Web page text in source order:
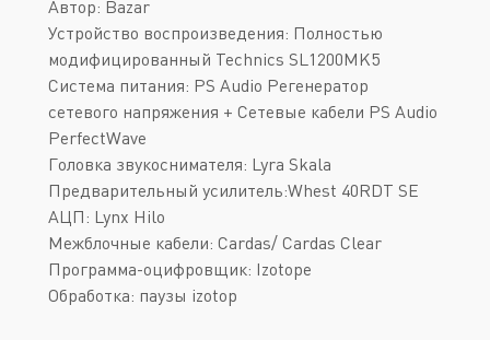
Автор: Bazar
Устройство воспроизведения: Полностью
модифицированный Technics SL1200MK5
Система питания: PS Audio Регенератор
сетевого напряжения + Сетевые кабели PS Audio
PerfectWave
Головка звукоснимателя: Lyra Skala
Предварительный усилитель:Whest 40RDT SE
АЦП: Lynx Hilo
Межблочные кабели: Cardas/ Cardas Clear
Программа-оцифровщик: Izotope
Обработка: паузы izotop